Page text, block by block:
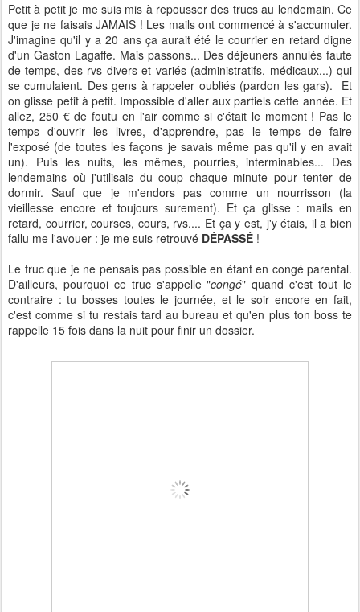
Petit à petit je me suis mis à repousser des trucs au lendemain. Ce
que je ne faisais JAMAIS ! Les mails ont commencé à s'accumuler.
J'imagine qu'il y a 20 ans ça aurait été le courrier en retard digne
d'un Gaston Lagaffe. Mais passons... Des déjeuners annulés faute
de temps, des rvs divers et variés (administratifs, médicaux...) qui
se cumulaient. Des gens à rappeler oubliés (pardon les gars). Et
on glisse petit à petit. Impossible d'aller aux partiels cette année. Et
allez, 250 € de foutu en l'air comme si c'était le moment ! Pas le
temps d'ouvrir les livres, d'apprendre, pas le temps de faire
l'exposé (de toutes les façons je savais même pas qu'il y en avait
un). Puis les nuits, les mêmes, pourries, interminables... Des
lendemains où j'utilisais du coup chaque minute pour tenter de
dormir. Sauf que je m'endors pas comme un nourrisson (la
vieillesse encore et toujours surement). Et ça glisse : mails en
retard, courrier, courses, cours, rvs.... Et ça y est, j'y étais, il a bien
fallu me l'avouer : je me suis retrouvé DÉPASSÉ !
Le truc que je ne pensais pas possible en étant en congé parental.
D'ailleurs, pourquoi ce truc s'appelle "congé" quand c'est tout le
contraire : tu bosses toutes le journée, et le soir encore en fait,
c'est comme si tu restais tard au bureau et qu'en plus ton boss te
rappelle 15 fois dans la nuit pour finir un dossier.